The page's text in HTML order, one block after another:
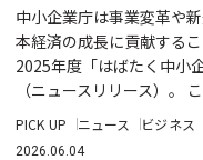
中小企業庁は事業変革や
本経済の成長に貢献する
2025年度「はばたく中小
（ニュースリリース）。
PICK UP ニュース ビジネス
2026.06.04